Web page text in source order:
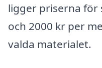
ligger priserna för
och 2000 kr per
valda materialet.